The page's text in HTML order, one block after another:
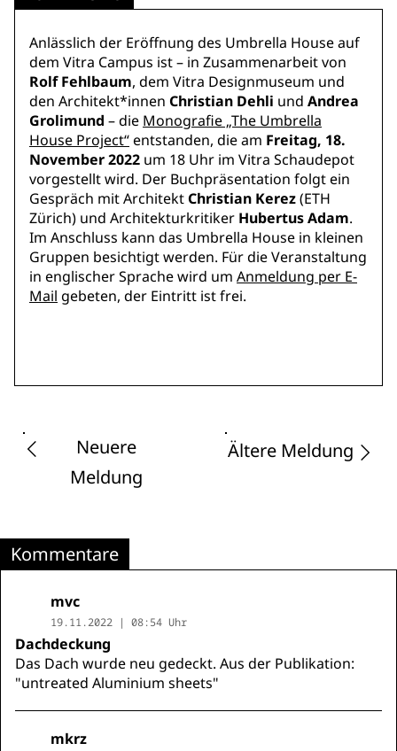
Anlässlich der Eröffnung des Umbrella House auf
dem Vitra Campus ist – in Zusammenarbeit von
Rolf Fehlbaum, dem Vitra Designmuseum und
den Architekt*innen Christian Dehli und Andrea
Grolimund – die Monografie „The Umbrella
House Project“entstanden, die am Freitag, 18.
November 2022 um 18 Uhr im Vitra Schaudepot
vorgestellt wird. Der Buchpräsentation folgt ein
Gespräch mit ArchitektChristian Kerez(ETH
Zürich) und Architekturkritiker Hubertus Adam.
Im Anschluss kann das Umbrella House in kleinen
Gruppen besichtigt werden. Für die Veranstaltung
in englischer Sprache wird um Anmeldung per E-
Mail gebeten, der Eintritt ist frei.
Neuere
Meldung
Ältere Meldung
Kommentare
mvc
19.11.2022 | 08:54 Uhr
Dachdeckung
Das Dach wurde neu gedeckt. Aus der Publikation:
"untreated Aluminium sheets"
mkrz